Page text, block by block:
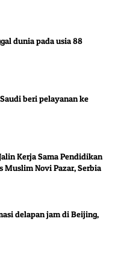
dunia pada usia 88
beri pelayanan ke
Kerja Sama Pendidikan
Muslim Novi Pazar, Serbia
delapan jam di Beijing,